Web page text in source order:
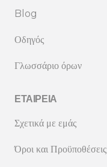
Blog
Οδηγός
Γλωσσάριο όρων
ΕΤΑΙΡΕΊΑ
Σχετικά με εμάς
Όροι και Προϋποθέσεις